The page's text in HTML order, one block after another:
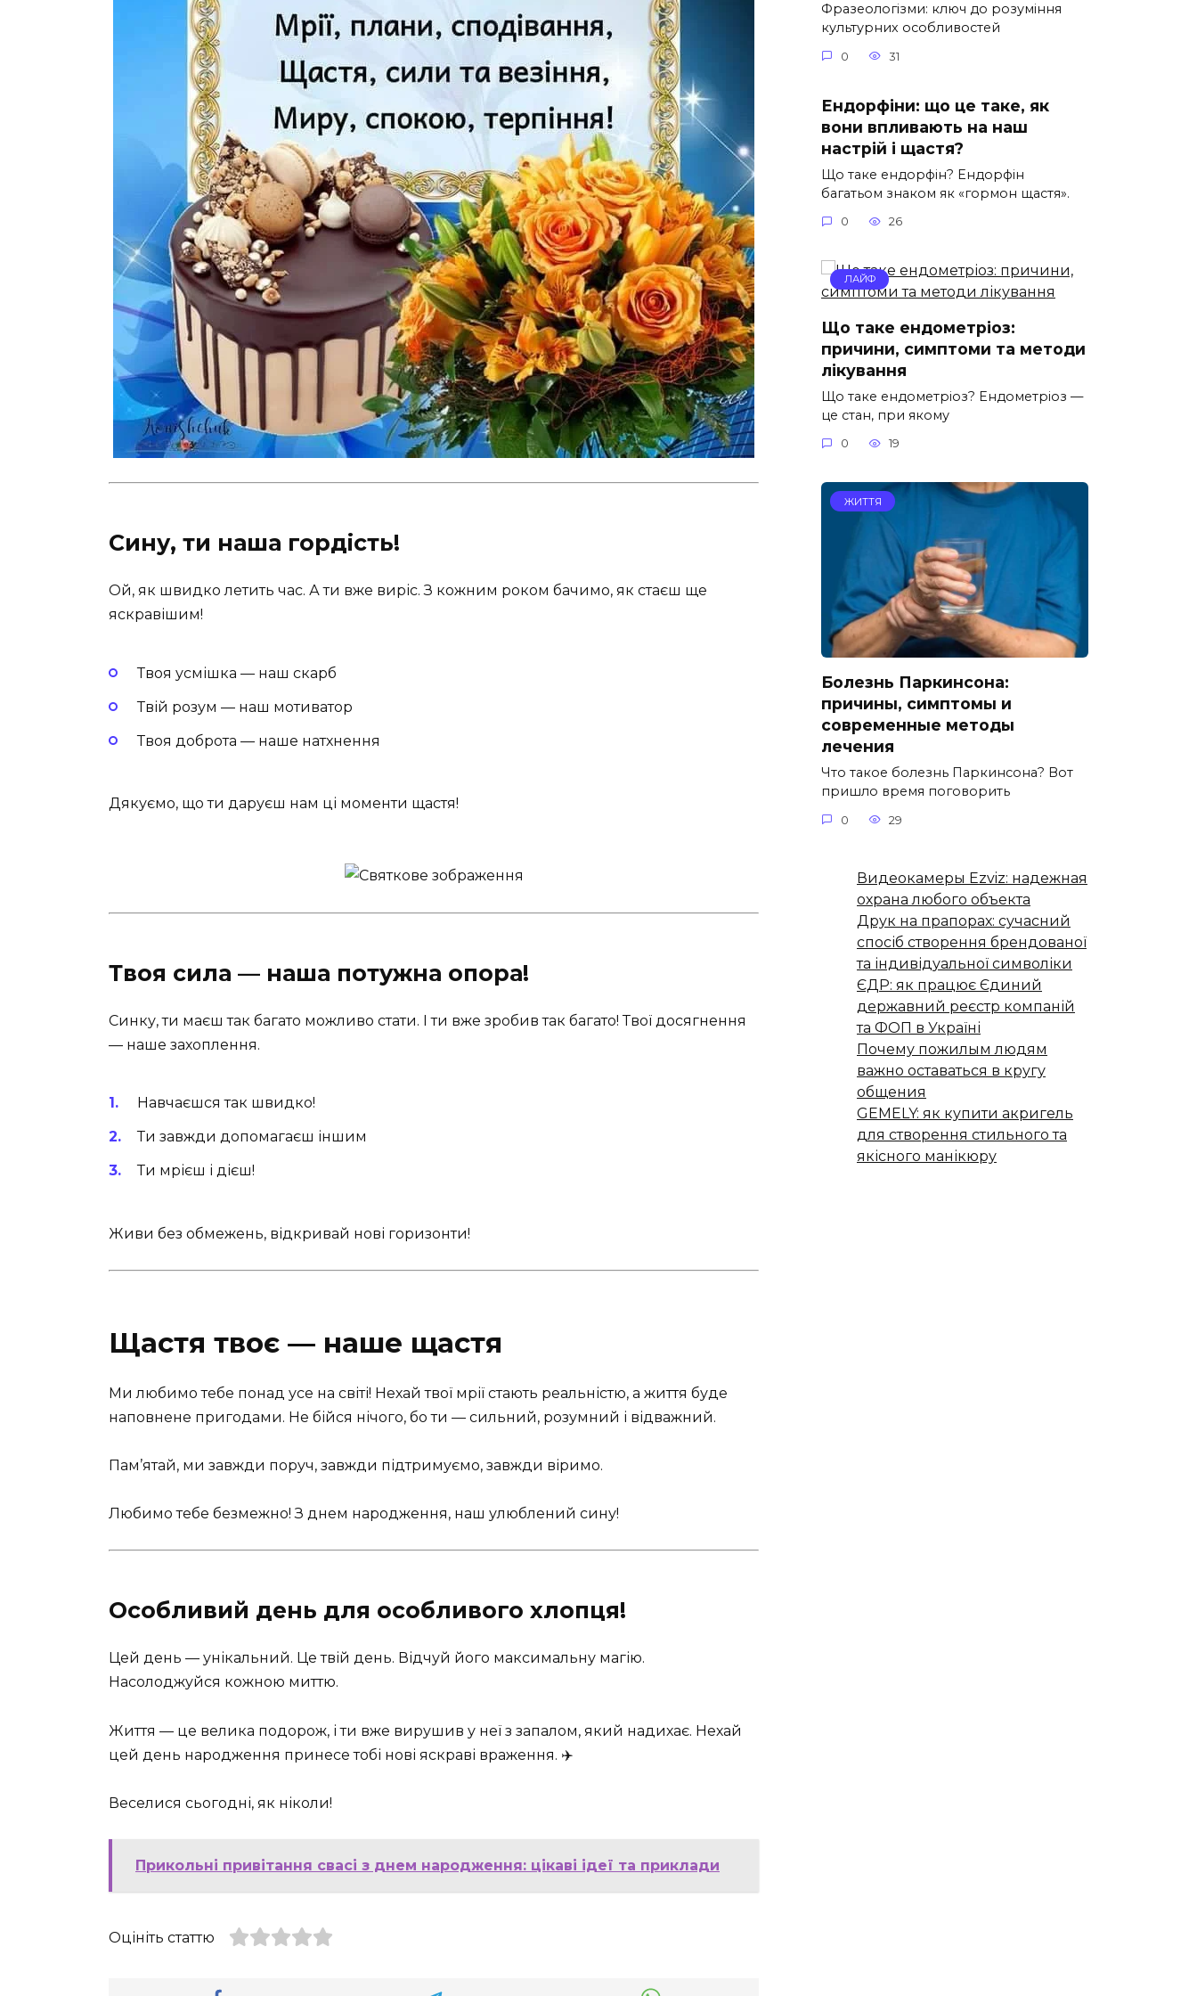
Сину, ти наша гордість!
Ой, як швидко летить час. А ти вже виріс. З кожним роком бачимо, як стаєш ще
яскравішим!
Твоя усмішка — наш скарб
Твій розум — наш мотиватор
Твоя доброта — наше натхнення
Дякуємо, що ти даруєш нам ці моменти щастя!
Твоя сила — наша потужна опора!
Синку, ти маєш так багато можливо стати. І ти вже зробив так багато! Твої досягнення
— наше захоплення.
Навчаєшся так швидко!
Ти завжди допомагаєш іншим
Ти мрієш і дієш!
Живи без обмежень, відкривай нові горизонти!
Щастя твоє — наше щастя
Ми любимо тебе понад усе на світі! Нехай твої мрії стають реальністю, а життя буде
наповнене пригодами. Не бійся нічого, бо ти — сильний, розумний і відважний.
Пам’ятай, ми завжди поруч, завжди підтримуємо, завжди віримо.
Любимо тебе безмежно! З днем народження, наш улюблений сину!
Особливий день для особливого хлопця!
Цей день — унікальний. Це твій день. Відчуй його максимальну магію.
Насолоджуйся кожною миттю.
Життя — це велика подорож, і ти вже вирушив у неї з запалом, який надихає. Нехай
цей день народження принесе тобі нові яскраві враження. ✈️
Веселися сьогодні, як ніколи!
Прикольні привітання свасі з днем народження: цікаві ідеї та приклади
Оцініть статтю
Фразеологізми: ключ до розуміння
культурних особливостей
0 31
Ендорфіни: що це таке, як
вони впливають на наш
настрій і щастя?
Що таке ендорфін? Ендорфін
багатьом знаком як «гормон щастя».
0 26
ЛАЙФ
Що таке ендометріоз:
причини, симптоми та методи
лікування
Що таке ендометріоз? Ендометріоз —
це стан, при якому
0 19
ЖИТТЯ
Болезнь Паркинсона:
причины, симптомы и
современные методы
лечения
Что такое болезнь Паркинсона? Вот
пришло время поговорить
0 29
Видеокамеры Ezviz: надежная
охрана любого объекта
Друк на прапорах: сучасний
спосіб створення брендованої
та індивідуальної символіки
ЄДР: як працює Єдиний
державний реєстр компаній
та ФОП в Україні
Почему пожилым людям
важно оставаться в кругу
общения
GEMELY: як купити акригель
для створення стильного та
якісного манікюру